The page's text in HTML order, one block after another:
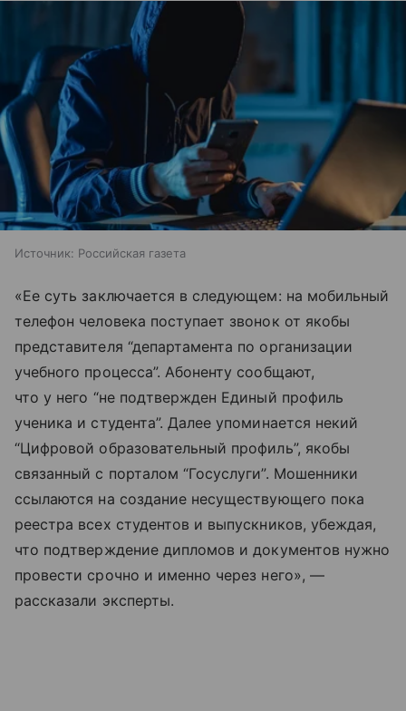
Источник: Российская газета
«Ее суть заключается в следующем: на мобильный
телефон человека поступает звонок от якобы
представителя “департамента по организации
учебного процесса”. Абоненту сообщают,
что у него “не подтвержден Единый профиль
ученика и студента”. Далее упоминается некий
“Цифровой образовательный профиль”, якобы
связанный с порталом “Госуслуги”. Мошенники
ссылаются на создание несуществующего пока
реестра всех студентов и выпускников, убеждая,
что подтверждение дипломов и документов нужно
провести срочно и именно через него», —
рассказали эксперты.